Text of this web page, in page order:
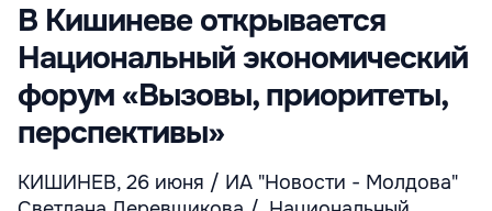
В Кишиневе открывается
Национальный экономический
форум «Вызовы, приоритеты,
перспективы»
КИШИНЕВ, 26 июня / ИА "Новости - Молдова"